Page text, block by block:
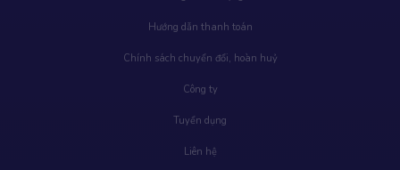
Hướng dẫn thanh toán
Chính sách chuyển đổi, hoàn huỷ
Công ty
Tuyển dụng
Liên hệ